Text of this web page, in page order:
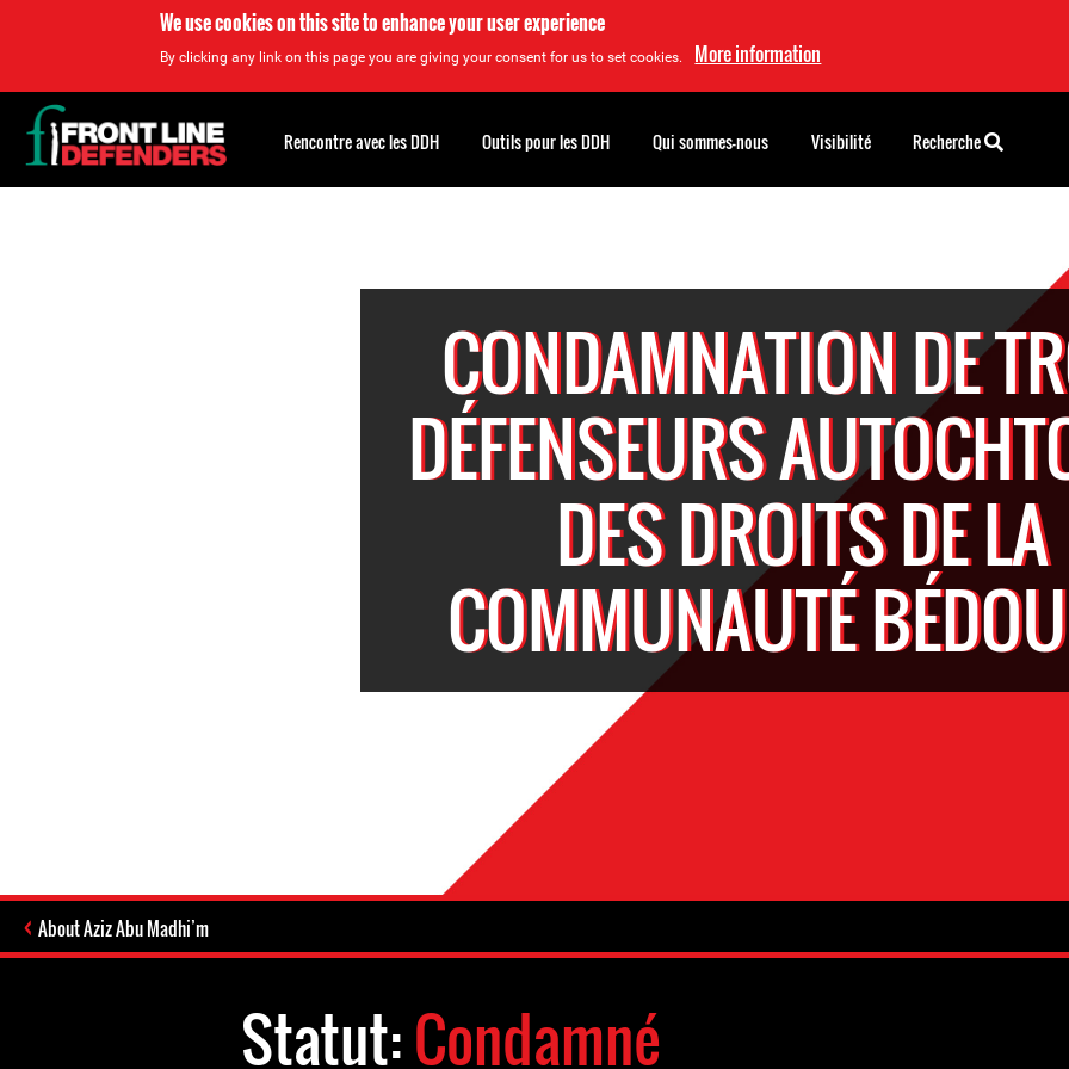
We use cookies on this site to enhance your user experience
By clicking any link on this page you are giving your consent for us to set cookies. More information
CONDAMNATION DE
DÉFENSEURS
DES DROITS DE LA
COMMUNAUTÉ
About Aziz Abu Madhi’m
Statut:Condamné
Back
to
top
Rencontre avec les DDH Outils pour les DDH Qui sommes-nous Visibilité Recherche